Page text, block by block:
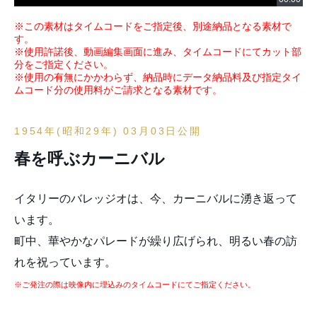
※この素材はタイムコードをご指定後、別途納品となる素材で
す。
※使用許諾後、動画編集画面に進み、タイムコードにてカット部
分をご指定ください。
※使用の有無にかかわらず、納品時にデータ納品料及び指定タイ
ムコード分の使用料がご請求となる素材です。
1954年(昭和29年) 03月03日公開
春を呼ぶカーニバル
イタリーのバレッジオは、今、カーニバルに湧き返って
います。
町中、華やかなパレードが繰り広げられ、明るい春の訪
れを祝っています。
※ご発注の際は映像内に埋込みのタイムコードにてご指定ください。